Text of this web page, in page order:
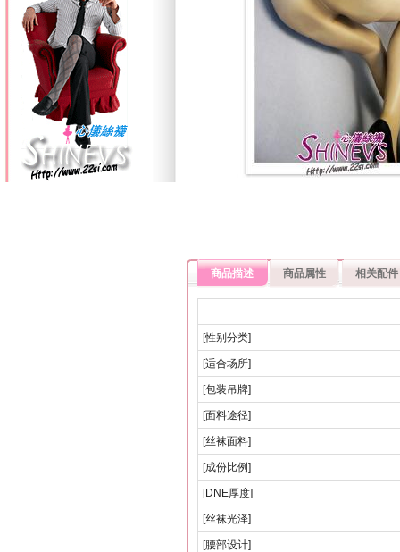
商品描述 商品属性 相关配件
[性别分类]
[适合场所]
[包装吊牌]
[面料途径]
[丝袜面料]
[成份比例]
[DNE厚度]
[丝袜光泽]
[腰部设计]